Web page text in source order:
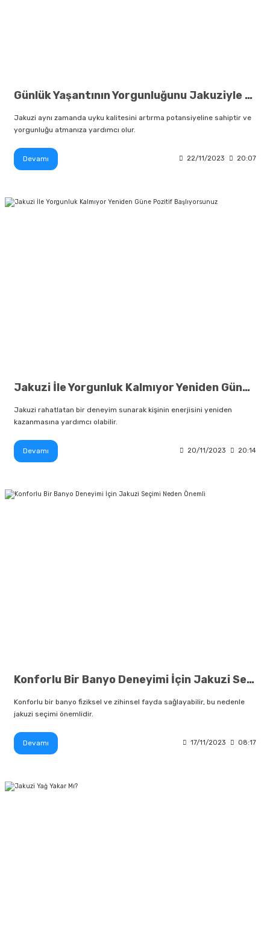
Günlük Yaşantının Yorgunluğunu Jakuziyle Atmaya Hazır Mısınız?
Jakuzi aynı zamanda uyku kalitesini artırma potansiyeline sahiptir ve
yorgunluğu atmanıza yardımcı olur.
Devamı 22/11/2023 20:07
Jakuzi İle Yorgunluk Kalmıyor Yeniden Güne Pozitif Başlıyorsunuz
Jakuzi rahatlatan bir deneyim sunarak kişinin enerjisini yeniden
kazanmasına yardımcı olabilir.
Devamı 20/11/2023 20:14
Konforlu Bir Banyo Deneyimi İçin Jakuzi Seçimi Neden Önemli
Konforlu bir banyo fiziksel ve zihinsel fayda sağlayabilir, bu nedenle
jakuzi seçimi önemlidir.
Devamı 17/11/2023 08:17